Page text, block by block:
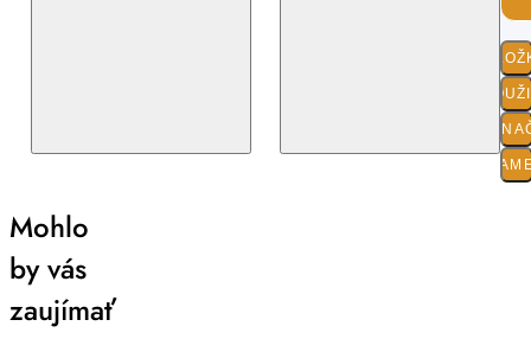
O
Mohlo
by vás
zaujímať